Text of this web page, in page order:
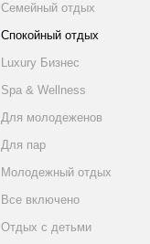
Семейный отдых
Спокойный отдых
Luxury Бизнес
Spa & Wellness
Для молодеженов
Для пар
Молодежный отдых
Все включено
Отдых с детьми